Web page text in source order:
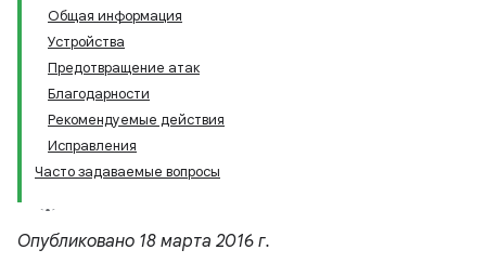
Общая информация
Устройства
Предотвращение атак
Благодарности
Рекомендуемые действия
Исправления
Часто задаваемые вопросы
Опубликовано 18 марта 2016 г.